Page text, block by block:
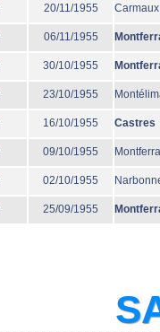
20/11/1955 Carmaux
06/11/1955
30/10/1955
23/10/1955
16/10/1955 Castres
09/10/1955
02/10/1955
25/09/1955